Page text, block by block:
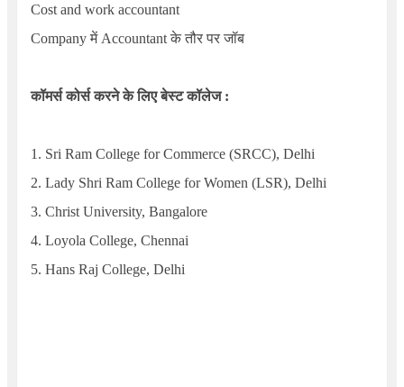
Cost and work accountant
Companyमें Accountantके तौर पर जॉब
कॉमर्स कोर्स करने के लिए बेस्ट कॉलेज :
1. Sri Ram College for Commerce (SRCC), Delhi
2. Lady Shri Ram College for Women (LSR), Delhi
3. Christ University, Bangalore
4. Loyola College, Chennai
5. Hans Raj College, Delhi